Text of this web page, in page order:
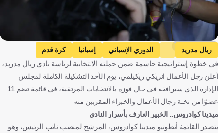
Getty Images
ريال مدريد الدوري الإسباني إسبانيا كرة قدم
في خطوة إستراتيجية حاسمة ضمن حملته الانتخابية لرئاسة نادي ريال مدريد،
أعلن رجل الأعمال إنريكي ريكيلمي، يوم الأحد التشكيلة الكاملة لمجلس
الإدارة الذي سيرافقه في حال فوزه بالانتخابات المرتقبة، في قائمة تضم 11
عضوًا من نخبة رجال الأعمال والخبراء المقربين منه.
ميدينا كوادروس.. الخبير العارف بأسرار النادي
يتصدر القائمة أنطونيو ميدينا كوادروس، المرشح لمنصب نائب الرئيس، وهو